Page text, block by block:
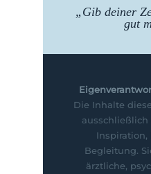
„Gib deiner
gut
Die Inhalte
Inspiration,
Begleitung.
ärztliche,